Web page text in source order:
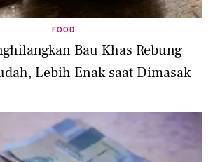
FOOD
Bau Khas Rebung
Lebih Enak saat Dimasak